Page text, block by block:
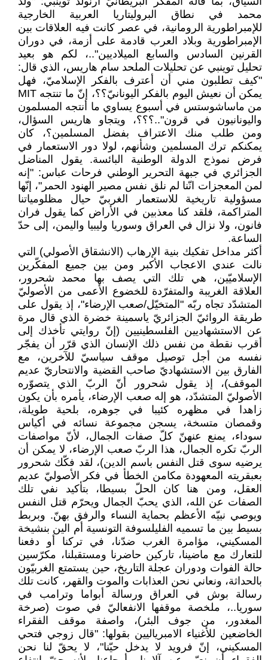
محمد في نطاق البروليتاريا العربية الخارجية
للإمبراطورية الرومانية، في عصر كانت فيه العلاقات بين
الإمبراطورية وبلاد العرب قادمة على أزمة، في دوران
القرنين السادس والسابع الميلاديين"..، لكم هو بعيد
تحليل توينبي عن تحليلات الملحد سام هاريس، الذي قال:
"كيف تطلبون مني أن أعترف بالفكر الإسلاميّ، فهل
يمكن أن نعيش اليوم بالفكر اليونانيّ؟؟، إنّ ما تنتجه MIT
من ماساشوستس في أسبوع يساوي ما أنتجه المسلمون
واليونانيون في قرون"..؟؟؟، ويتجاو هاريس السؤال،
ومن طلب منك الاعتراف بفضل المسلمين؟، كان
يمكنكم ترك المسلمين وشأنهم، لولا دور الاستعمار في
فرض نموذج الدولة الوطنية البائسة. يقول المناضل
الجزائري في جبهة التحرير الوطني فرحات عباس: "إنه
لمن المعجزات انّنا لم نلق نفس مصير الهنود الحمر"، إنّها
مسؤولية تاريخية للاستعمار الغربيّ حيال مظلومياتنا
المتراكمة، فلقد كنا معذبين في الأراض كما يقول فران
فانون، ولا نزال في العراق وسوريا وليبيا واليمن، إلى حدّ
الساعة.
أكثر مداخل تفكيك بنية الإرهاب (الانشقاق الأصولي) التي
نالت عندي الاعجاب الأكبر ومن بين جميع المفكّرين
الإسلاميّين، هي تلك التي يصف بها محمد شحرور،
العلاقة الغريبة والمتفرّدة للخضوع الأعمى من الأصوليّ
المتشدّد تجاه ربّه "المتخيّل/صعب الإرضاء"، إذ يقول على
طريقة الروائيّ الجزائريّ ياسمينة خضرة الذي قال مرة
عن الاستشهاديين الفلسطينيين (إنّ روايتي تأخذك إلى
أقرب نقطة من نفس ذلك الإنسان الذي قرّر أن يفجّر
نفسه من أجل توصيل موقف سياسيّ للآخرين، مع
الفارق بين الاستشهاديّ صاحب القضية والانتحاريّ عديم
الموقف)، إذ يقول شحرور أنّ الربّ الذي يتصوّره
الأصوليّ المتشدّد، هو إله صعب الإرضاء، يأمره بأن يكون
زاهدا في مظهره كئيبا في جوهره، بلحية طويلة،
وقمصان متسخة، يسجن مجموعة نسائه في أكياس
سوداء، يمنع عنهنّ كلّ صفات الجمال، لأنّ مواصفات
الربّ تكره الجمال، هذا الربّ صعب الإرضاء، لا يمكن أن
يرضيه سوى قتل النفس باسم الدين)، لقد فكّك شحرور
بعبقريته المعهودة مكامن الخطأ في فكر الأصوليّ عديم
العقل، ومن هنا كان الحلّ بسيطا، بتأكيد نفي تلك
الصفات عن الله، الذي يحبّ الجمال ويحرّم قتل النفس
ويوصي نبيّه الأعظم بحماية النساء والرفق بهنّ. وبربط
بسيط بين ما تسميه الفليلسوفة التونسية أم الين بنشيخة
المسكيني، مؤامرة الغرب ضدّنا، في تركنا أو دفعنا
للتعارك مع ماضينا، تاركين حاضرنا ومستقبلنا، مكرّسين
حالة الفوات ودوران عجلة التاريخ، حين يستمتع الغربيّون
بالحداثة، ونعاني نحن العذابات والموت والقهر، كانت تلك
رسالة بوش في العراق ورسالة أبواما وترامب في
سوريا..، ملخصة موقفها الانفعاليّ في صوت (صرخة
المغدور، من جوف البئر)، واصفة موقف الفقراء
الخاضعين للأغنياء الامبرياليين بقولها: "قال زوجي فتحي
المسكيني، إنّ فرويد لا يدخل حيّنا"، لا يحقّ لنا نحن